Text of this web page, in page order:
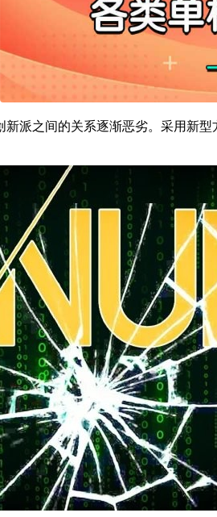
派之间的关系逐渐恶劣。采用新